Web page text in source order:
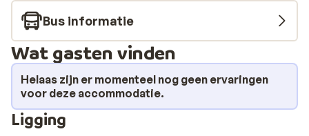
Bus informatie
Wat gasten vinden
Helaas zijn er momenteel nog geen ervaringen
voor deze accommodatie.
Ligging